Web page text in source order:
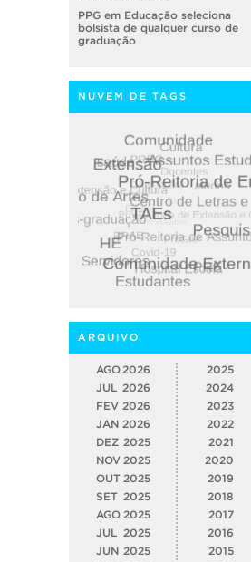
PPG em Educação seleciona
bolsista de qualquer curso de
graduação
NUVEM DE TAGS
ARQUIVO
AGO 2026
JUL 2026
FEV 2026
JAN 2026
DEZ 2025
NOV 2025
OUT 2025
SET 2025
AGO 2025
JUL
2025
JUN 2025
2025
2024
2023
2022
2021
2020
2019
2018
2017
2016
2015